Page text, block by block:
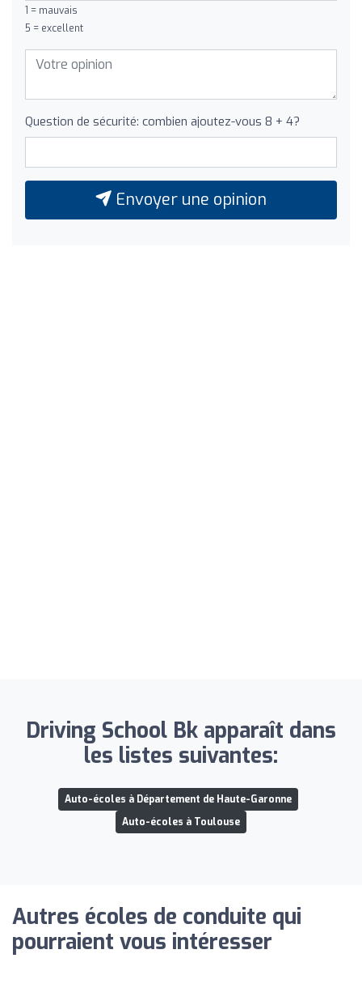
1 = mauvais
5 = excellent
Question de sécurité: combien ajoutez-vous 8 + 4?
Envoyer une opinion
Driving School Bk apparaît dans
les listes suivantes:
Auto-écoles à Département de Haute-Garonne
Auto-écoles à Toulouse
Autres écoles de conduite qui
pourraient vous intéresser